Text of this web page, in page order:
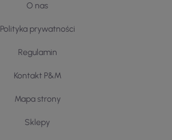
O nas
Polityka prywatności
Regulamin
Kontakt P&M
Mapa strony
Sklepy